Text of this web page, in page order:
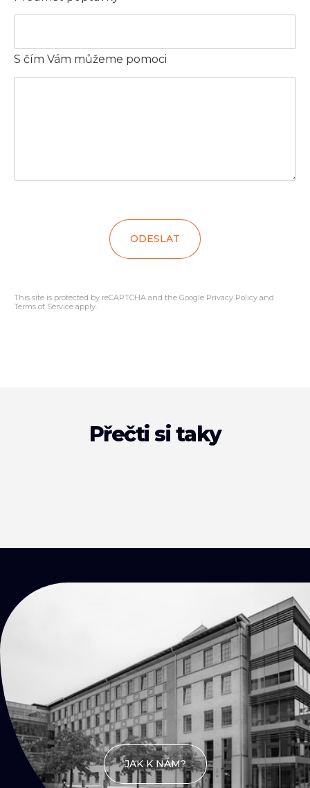
S čím Vám můžeme pomoci
ODESLAT
This site is protected by reCAPTCHA and the Google Privacy Policy and
Terms of Service apply.
Přečti si taky
na kafe
JAK K NÁM?